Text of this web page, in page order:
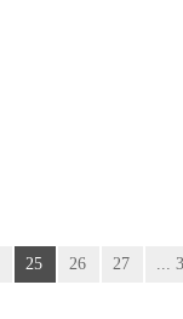
25 26 27 ...